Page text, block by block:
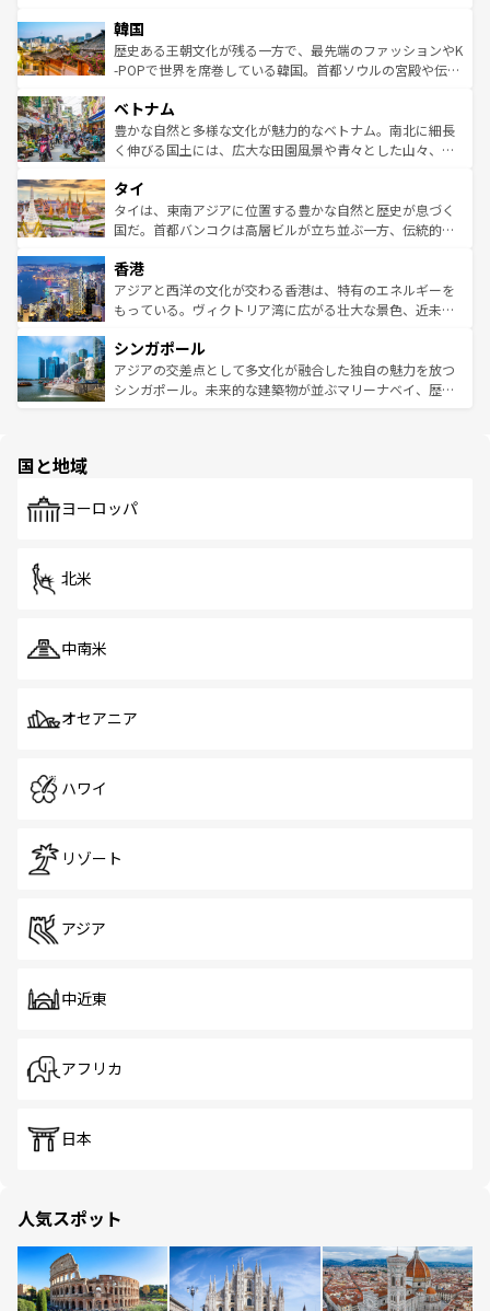
ワイを、存分に味わってほしい。 なお、新着のハワイ情報
はコンテンツ一覧を参照してほしい。
いる。アクティビティも充実しており、サーフィンやダイ
ビング、ハイキングなど、アウトドア好きにはたまらな
い。オーストラリアの多彩な魅力を存分に味わいつくそ
参照してほしい。
ン）、静ひつな山岳地帯である台湾東部など、都市の喧騒
と山間の静けさが共存しており、訪れる人に新しい発見と
驚きをもたらしてくれる。また、奥深い台湾の食文化も魅
容にもいいと評判のスイーツなど、バラエティ豊かな料理
が味わえる。 なお、新着の台湾情報は コンテンツ一覧を参
照してほしい。
韓国
歴史ある王朝文化が残る一方で、最先端のファッションやK
-POPで世界を席巻している韓国。首都ソウルの宮殿や伝統
き、地方に足を延ばせば四季折々の自然美を楽しむことが
できる。そして、キムチや焼肉、絶品のストリートフード
まで、さまざまな韓国料理が待っている。夜には、韓国な
リティに包まれながら、韓国の多彩な魅力を心ゆくまで味
わってみてほしい。 なお、新着の韓国情報はコンテンツ一
覧を参照してほしい。
ベトナム
豊かな自然と多様な文化が魅力的なベトナム。南北に細長
く伸びる国土には、広大な田園風景や青々とした山々、世
急速な発展と共に伝統が息づく。ハノイの古い町並みやホ
ーチミン市のフランス統治時代の建物も、独特の雰囲気を
醸し出している。また、バラエティの豊かさとおいしさで
とつ。フォーやバインミー、ベトナムコーヒーなどは、ぜ
ひ現地で味わいたい。どの地域を訪れてもあたたかい人々
が旅行者を迎えてくれるので、きっと忘れられない旅にな
参照してほしい。
タイ
タイは、東南アジアに位置する豊かな自然と歴史が息づく
国だ。首都バンコクは高層ビルが立ち並ぶ一方、伝統的な
の活気が交差している。北部ではチェンマイなどの山岳地
帯で自然と触れ合い、南部ではプーケットやクラビの美し
いビーチでリゾート気分を楽しむことができる。タイ料理
激する。気候は一年中温暖で、どの季節にも異なる楽しみ
が待っている。親しみやすいタイの人々、仏教を中心とし
た文化、そして多様な観光資源が、訪れる旅人を魅了し続
香港
アジアと西洋の文化が交わる香港は、特有のエネルギーを
もっている。ヴィクトリア湾に広がる壮大な景色、近未来
み、どこを訪れても感動するはず。観光スポットが密集し
ており、効率よく見どころを回れるのも魅力。息をのむよ
うな絶景から文化的な体験まで、香港を存分に楽しみ尽く
シンガポール
アジアの交差点として多文化が融合した独自の魅力を放つ
シンガポール。未来的な建築物が並ぶマリーナベイ、歴史
で、ホーカーズは地元の風情を楽しめる外せないスポット
国と地域
ヨーロッパ
北米
中南米
オセアニア
ハワイ
リゾート
アジア
中近東
アフリカ
日本
人気スポット